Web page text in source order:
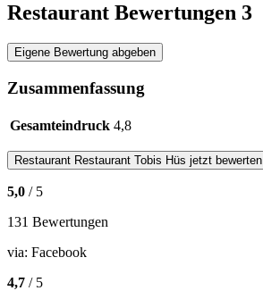
Restaurant Bewertungen 3
Eigene Bewertung abgeben
Zusammenfassung
Gesamteindruck 4,8
Restaurant Restaurant Tobis Hüs jetzt bewerten
5,0 / 5
131 Bewertungen
via: Facebook
4,7 / 5